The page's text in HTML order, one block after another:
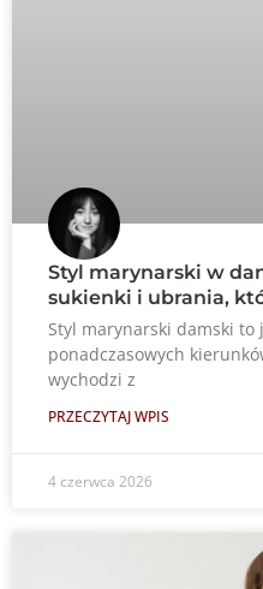
Styl marynarski w
sukienki i ubrania,
Styl marynarski damski
ponadczasowych
wychodzi z
PRZECZYTAJ WPIS
4 czerwca 2026